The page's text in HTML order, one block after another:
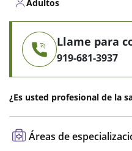
Adultos
Llame para
919-681-3937
¿Es usted profesional de la
Áreas de